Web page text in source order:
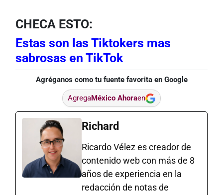
CHECA ESTO:
Estas son las Tiktokers mas
sabrosas en TikTok
Agréganos como tu fuente favorita en Google
AgregaMéxico Ahoraen
Richard
Ricardo Vélez es creador de
contenido web con más de 8
años de experiencia en la
redacción de notas de